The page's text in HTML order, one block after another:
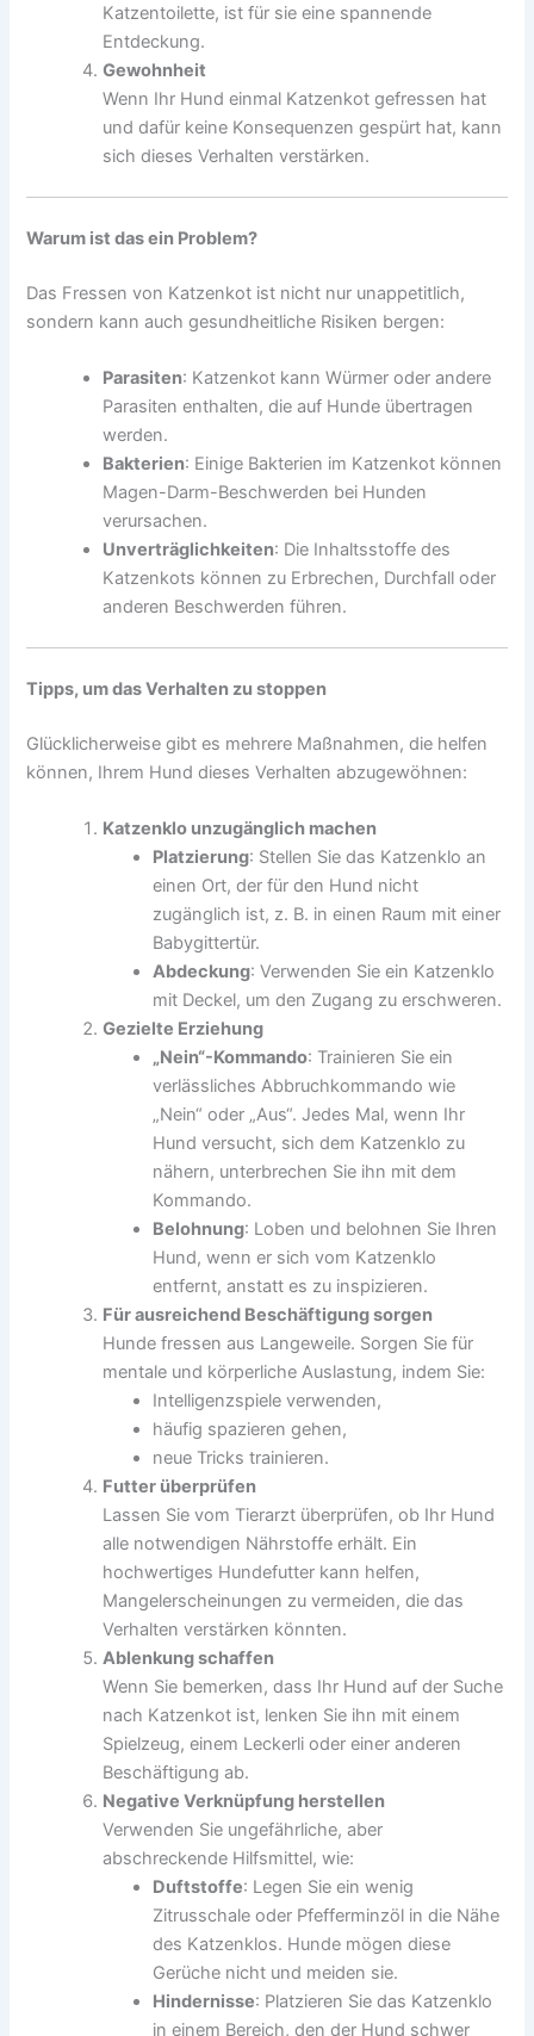
Katzentoilette, ist für sie eine spannende
Entdeckung.
Gewohnheit
Wenn Ihr Hund einmal Katzenkot gefressen hat
und dafür keine Konsequenzen gespürt hat, kann
sich dieses Verhalten verstärken.
Warum ist das ein Problem?
Das Fressen von Katzenkot ist nicht nur unappetitlich,
sondern kann auch gesundheitliche Risiken bergen:
Parasiten: Katzenkot kann Würmer oder andere
Parasiten enthalten, die auf Hunde übertragen
werden.
Bakterien: Einige Bakterien im Katzenkot können
Magen-Darm-Beschwerden bei Hunden
verursachen.
Unverträglichkeiten: Die Inhaltsstoffe des
Katzenkots können zu Erbrechen, Durchfall oder
anderen Beschwerden führen.
Tipps, um das Verhalten zu stoppen
Glücklicherweise gibt es mehrere Maßnahmen, die helfen
können, Ihrem Hund dieses Verhalten abzugewöhnen:
Katzenklo unzugänglich machen
Platzierung: Stellen Sie das Katzenklo an
einen Ort, der für den Hund nicht
zugänglich ist, z. B. in einen Raum mit einer
Babygittertür.
Abdeckung: Verwenden Sie ein Katzenklo
mit Deckel, um den Zugang zu erschweren.
Gezielte Erziehung
„Nein“-Kommando: Trainieren Sie ein
verlässliches Abbruchkommando wie
„Nein“ oder „Aus“. Jedes Mal, wenn Ihr
Hund versucht, sich dem Katzenklo zu
nähern, unterbrechen Sie ihn mit dem
Kommando.
Belohnung: Loben und belohnen Sie Ihren
Hund, wenn er sich vom Katzenklo
entfernt, anstatt es zu inspizieren.
Für ausreichend Beschäftigung sorgen
Hunde fressen aus Langeweile. Sorgen Sie für
mentale und körperliche Auslastung, indem Sie:
Intelligenzspiele verwenden,
häufig spazieren gehen,
neue Tricks trainieren.
Futter überprüfen
Lassen Sie vom Tierarzt überprüfen, ob Ihr Hund
alle notwendigen Nährstoffe erhält. Ein
hochwertiges Hundefutter kann helfen,
Mangelerscheinungen zu vermeiden, die das
Verhalten verstärken könnten.
Ablenkung schaffen
Wenn Sie bemerken, dass Ihr Hund auf der Suche
nach Katzenkot ist, lenken Sie ihn mit einem
Spielzeug, einem Leckerli oder einer anderen
Beschäftigung ab.
Negative Verknüpfung herstellen
Verwenden Sie ungefährliche, aber
abschreckende Hilfsmittel, wie:
Duftstoffe: Legen Sie ein wenig
Zitrusschale oder Pfefferminzöl in die Nähe
des Katzenklos. Hunde mögen diese
Gerüche nicht und meiden sie.
Hindernisse: Platzieren Sie das Katzenklo
in einem Bereich, den der Hund schwer